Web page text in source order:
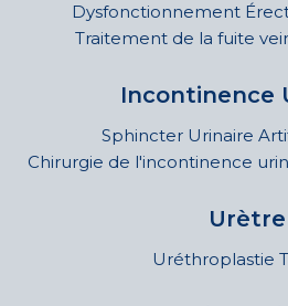
Dysfonctionnement
Traitement de la fuite
Incontinence
Sphincter Urinaire
Chirurgie de l'incontinence
Urètre
Uréthroplastie